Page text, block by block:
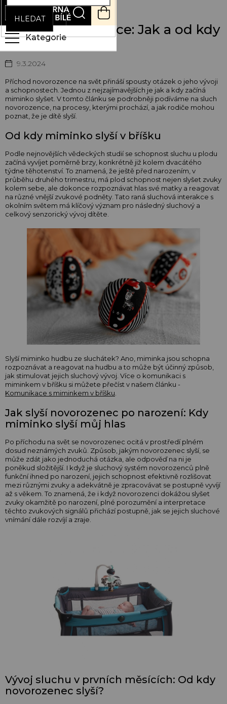
Přejít
obsah
HLEDAT
NÁKUPNÍ
KOŠÍK
Sluch novorozence: Jak a od kdy
miminko slyší
9.3.2024
Příchod novorozence na svět přináší spousty otázek o jeho vývoji
a schopnostech. Jednou z nejzajímavějších je jak a kdy začíná
miminko slyšet. V tomto článku se podrobněji podíváme na sluch
novorozence, na procesy, kterými prochází, a jak rodiče mohou
poznat, že je dítě slyší.
Od kdy miminko slyší v bříšku
Podle nejnovějších vědeckých studií se schopnost sluchu u plodu
začíná vyvíjet poměrně brzy, konkrétně již kolem dvacátého
týdne těhotenství. To znamená, že ještě před narozením, v
průběhu druhého trimestru, má plod schopnost nejen slyšet zvuky
kolem sebe, ale dokonce rozpoznávat hlas své matky a reagovat
na různé vnější zvukové podněty. Tato raná sluchová interakce s
okolním světem má klíčový význam pro následný sluchový a
celkový senzorický vývoj dítěte.
Slyší miminko hudbu ze sluchátek? Ano, miminka jsou schopna
rozpoznávat a reagovat na hudbu a to může být účinný způsob,
jak stimulovat jejich sluchový vývoj. Více o komunikaci s
miminkem v bříšku si můžete přečíst v našem článku -
Komunikace s miminkem v bříšku
Jak slyší novorozenec po narození: Kdy
miminko slyší můj hlas
Po příchodu na svět se novorozenec ocitá v prostředí plném
dosud neznámých zvuků. Způsob, jakým novorozenec slyší, se
může zdát jako jednoduchá otázka, ale odpověď na ni je
poněkud složitější. I když je sluchový systém novorozenců plně
funkční ihned po narození, jejich schopnost efektivně rozlišovat
mezi různými zvuky a adekvátně je zpracovávat se postupně vyvíjí
až s věkem. To znamená, že i když novorozenci dokážou slyšet
zvuky okamžitě po narození, plné porozumění a interpretace
těchto zvukových signálů přichází postupně, jak se jejich sluchové
vnímání dále rozvíjí a zraje.
Vývoj sluchu v prvních měsících: Od kdy
novorozenec slyší?